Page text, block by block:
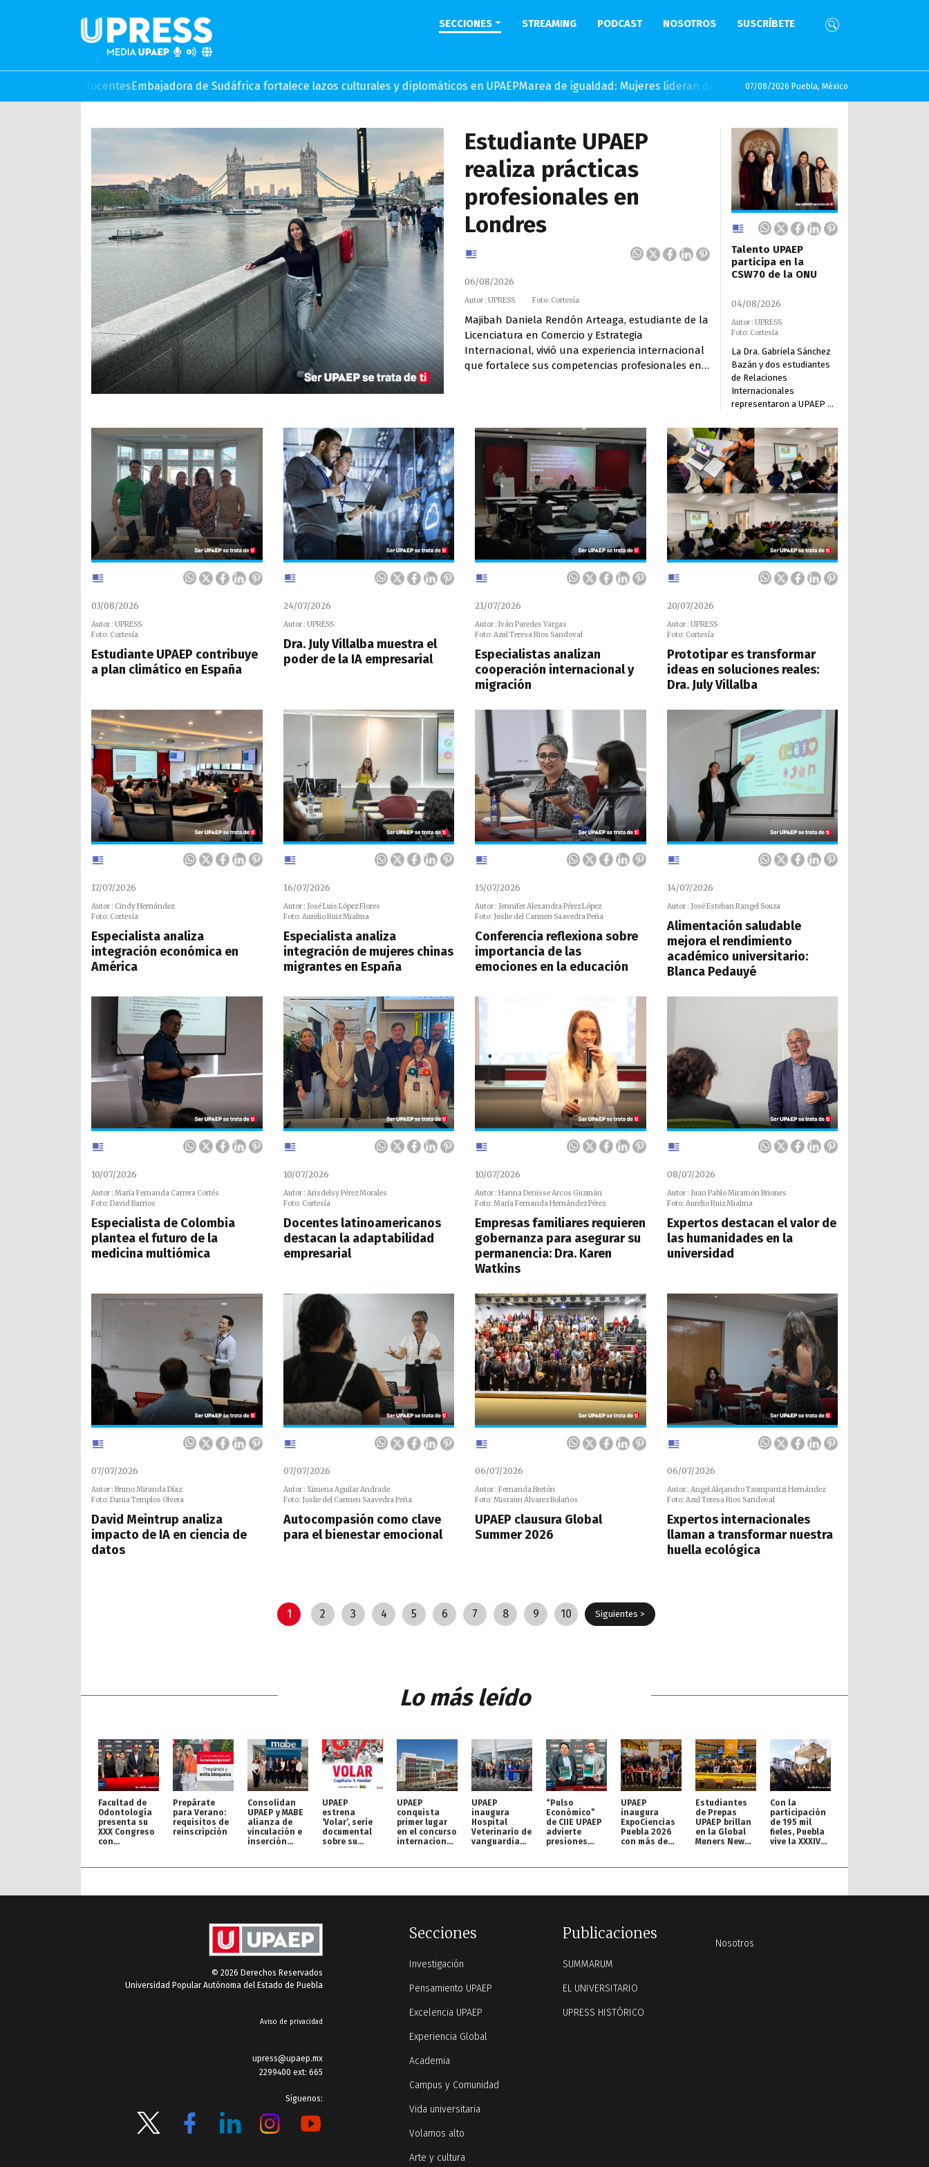
SECCIONES STREAMING PODCAST NOSOTROS SUSCRÍBETE
Embajadora de Sudáfrica fortalece lazos culturales y diplomáticos en UPAEPMarea de igualdad: Mujeres lideran defensa del agua en UPAEP07/08/2026 Puebla, México
Estudiante UPAEP
realiza prácticas
profesionales en
Londres
06/08/2026
Autor : UPRESS Foto: Cortesía
Majibah Daniela Rendón Arteaga, estudiante de la
Licenciatura en Comercio y Estrategia
Internacional, vivió una experiencia internacional
que fortalece sus competencias profesionales en
Talento UPAEP
participa en la
CSW70 de la ONU
04/08/2026
Autor : UPRESS
Foto: Cortesía
La Dra. Gabriela Sánchez
Bazán y dos estudiantes
de Relaciones
Internacionales
representaron a UPAEP en
foros mundiales sobre
igualdad de género y
derechos de las mujeres.
La internacionalización es
uno de los pilares del
modelo educativo de
UPAEP. Co
03/08/2026
Autor : UPRESS
Foto: Cortesía
Estudiante UPAEP contribuye
a plan climático en España
24/07/2026
Autor : UPRESS
Dra. July Villalba muestra el
poder de la IA empresarial
21/07/2026
Autor : Iván Paredes Vargas
Foto: Azul Teresa Rios Sandoval
Especialistas analizan
cooperación internacional y
migración
20/07/2026
Autor : UPRESS
Foto: Cortesía
Prototipar es transformar
ideas en soluciones reales:
Dra. July Villalba
17/07/2026
Autor : Cindy Hernández
Foto: Cortesía
Especialista analiza
integración económica en
América
16/07/2026
Autor : José Luis López Flores
Foto: Aurelio Ruiz Mialma
Especialista analiza
integración de mujeres chinas
migrantes en España
15/07/2026
Autor : Jennifer Alexandra Pérez López
Foto: Joslie del Carmen Saavedra Peña
Conferencia reflexiona sobre
importancia de las
emociones en la educación
14/07/2026
Autor : José Esteban Rangel Souza
Alimentación saludable
mejora el rendimiento
académico universitario:
Blanca Pedauyé
10/07/2026
Autor : María Fernanda Carrera Cortés
Foto: David Barrios
Especialista de Colombia
plantea el futuro de la
medicina multiómica
10/07/2026
Autor : Arisdelsy Pérez Morales
Foto: Cortesía
Docentes latinoamericanos
destacan la adaptabilidad
empresarial
10/07/2026
Autor : Hanna Denisse Arcos Guzmán
Foto: María Fernanda Hernández Pérez
Empresas familiares requieren
gobernanza para asegurar su
permanencia: Dra. Karen
Watkins
08/07/2026
Autor : Juan Pablo Miramón Briones
Foto: Aurelio Ruiz Mialma
Expertos destacan el valor de
las humanidades en la
universidad
07/07/2026
Autor : Bruno Miranda Díaz
Foto: Dania Templos Olvera
David Meintrup analiza
impacto de IA en ciencia de
datos
07/07/2026
Autor : Ximena Aguilar Andrade
Foto: Joslie del Carmen Saavedra Peña
Autocompasión como clave
para el bienestar emocional
06/07/2026
Autor : Fernanda Bretón
Foto: Misraim Álvarez Bolaños
UPAEP clausura Global
Summer 2026
06/07/2026
Autor : Angel Alejandro Tzompantzi Hernández
Foto: Azul Teresa Rios Sandoval
Expertos internacionales
llaman a transformar nuestra
huella ecológica
1 2 3 4 5 6 7 8 9 10 Siguientes >
Lo más leído
Facultad de
Odontología
presenta su
XXX Congreso
con
Prepárate
para Verano:
requisitos de
reinscripción
Consolidan
UPAEP y MABE
alianza de
vinculación e
inserción
UPAEP
estrena
‘Volar’, serie
documental
sobre su
UPAEP
conquista
primer lugar
en el concurso
internacional
UPAEP
inaugura
Hospital
Veterinario de
vanguardia
“Pulso
Económico”
de CIIE UPAEP
advierte
presiones
México
UPAEP
inaugura
ExpoCiencias
Puebla 2026
con más de
Estudiantes
de Prepas
UPAEP brillan
en la Global
Muners New
Con la
participación
de 195 mil
fieles, Puebla
vive la XXXIV
© 2026 Derechos Reservados
Universidad Popular Autónoma del Estado de Puebla
Aviso de privacidad
upress@upaep.mx
2299400 ext: 665
Síguenos:
Secciones
Investigación
Pensamiento UPAEP
Excelencia UPAEP
Experiencia Global
Academia
Campus y Comunidad
Vida universitaria
Volamos alto
Arte y cultura
Publicaciones
SUMMARUM
EL UNIVERSITARIO
UPRESS HISTÓRICO
Nosotros